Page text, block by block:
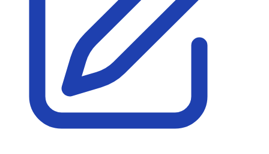
Харківська область
Херсонська область
Хмельницька область
Черкаська область
Чернівецька область
Чернігівська область
Особи відповідальні за контактування з